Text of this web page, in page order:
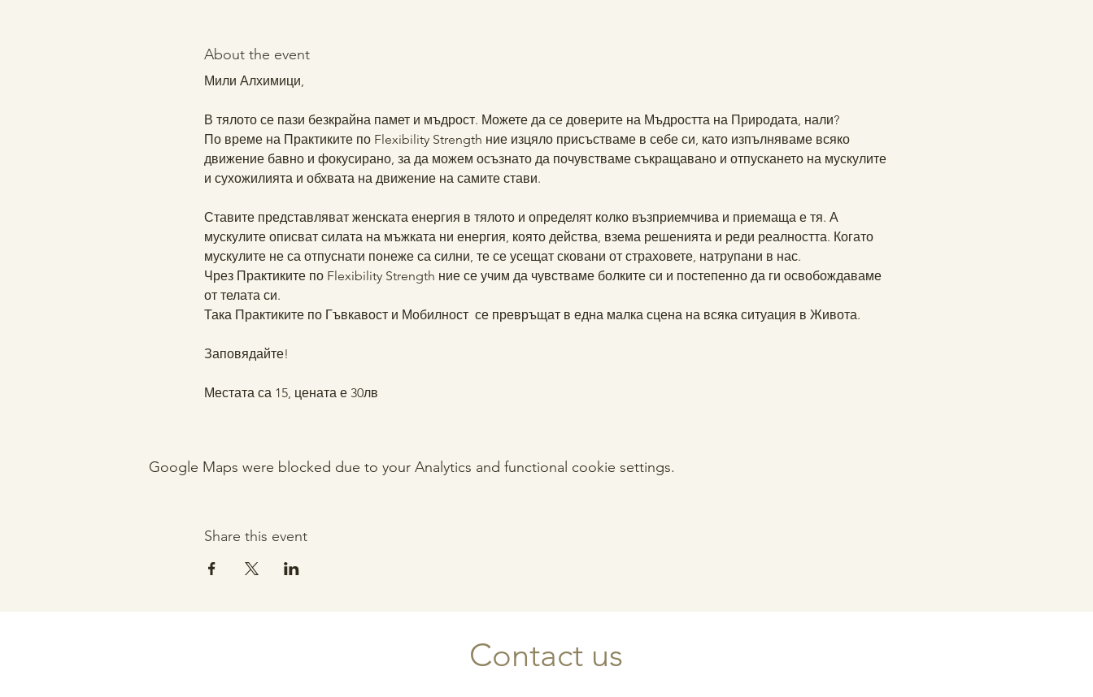
About the event
Мили Алхимици,
В тялото се пази безкрайна памет и мъдрост. Можете да се доверите на Мъдростта на Природата, нали?
По време на Практиките по Flexibility Strength ние изцяло присъстваме в себе си, като изпълняваме всяко
движение бавно и фокусирано, за да можем осъзнато да почувстваме съкращавано и отпускането на мускулите
и сухожилията и обхвата на движение на самите стави.
Ставите представляват женската енергия в тялото и определят колко възприемчива и приемаща е тя. А
мускулите описват силата на мъжката ни енергия, която действа, взема решенията и реди реалността. Когато
мускулите не са отпуснати понеже са силни, те се усещат сковани от страховете, натрупани в нас.
Чрез Практиките по Flexibility Strength ние се учим да чувстваме болките си и постепенно да ги освобождаваме
от телата си.
Така Практиките по Гъвкавост и Мобилност  се превръщат в една малка сцена на всяка ситуация в Живота.
Заповядайте!
Местата са 15, цената е 30лв
Google Maps were blocked due to your Analytics and functional cookie settings.
Share this event
Contact us